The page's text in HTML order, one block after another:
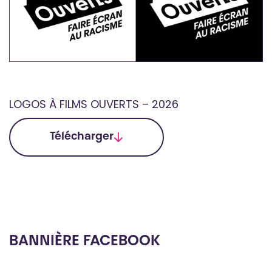
LOGOS À FILMS OUVERTS – 2026
Télécharger
BANNIÈRE FACEBOOK